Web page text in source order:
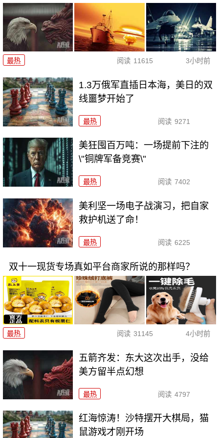
最热 阅读 11615 3小时前
1.3万俄军直插日本海，美日的双
线噩梦开始了
最热 阅读 9271
美狂囤百万吨：一场提前下注的
\"铜牌军备竞赛\"
最热 阅读 7402
美利坚一场电子战演习，把自家
救护机送了命！
最热 阅读 6225
双十一现货专场真如平台商家所说的那样吗？
最热 阅读 31145 4小时前
五箭齐发：东大这次出手，没给
美方留半点幻想
最热 阅读 4797
红海惊涛！沙特摆开大棋局，猫
鼠游戏才刚开场